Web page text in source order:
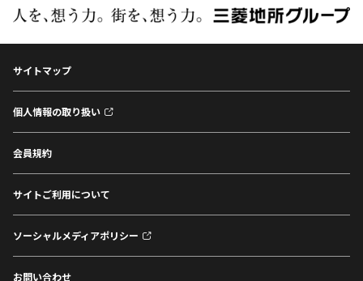
サイトマップ
個人情報の取り扱い
会員規約
サイトご利用について
ソーシャルメディアポリシー
お問い合わせ